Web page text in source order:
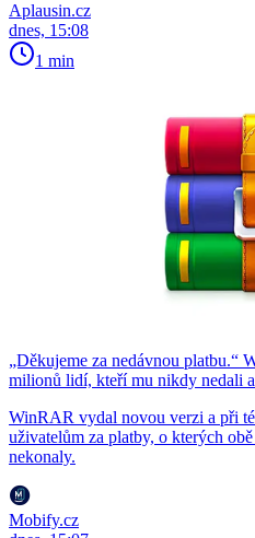
Aplausin.cz
dnes, 15:08
1 min
„Děkujeme za nedávnou platbu.“
milionů lidí, kteří mu nikdy nedali
WinRAR vydal novou verzi a při
uživatelům za platby, o kterých
nekonaly.
Mobify.cz